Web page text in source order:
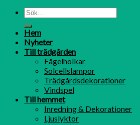
Hem
Nyheter
Till trädgården
Fågelholkar
Solcellslampor
Trädgårdsdekorationer
Vindspel
Till hemmet
Inredning & Dekorationer
Ljuslyktor